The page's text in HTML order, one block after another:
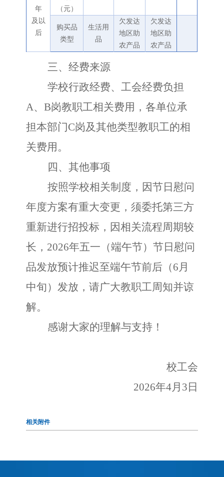
年
及以
后
（元）
购买品
类型
生活用
品
欠发达
地区助
农产品
欠发达
地区助
农产品
三、经费来源
学校行政经费、工会经费负担
A、B岗教职工相关费用，各单位承
担本部门C岗及其他类型教职工的相
关费用。
四、其他事项
按照学校相关制度，因节日慰问
年度方案有重大变更，须委托第三方
重新进行招投标，因相关流程周期较
长， 2026年五一（端午节）节日慰问
品发放预计推迟至端午节前后（6月
中旬）发放，请广大教职工周知并谅
解。
感谢大家的理解与支持！
校工会
2026年4月 3 日
相关附件